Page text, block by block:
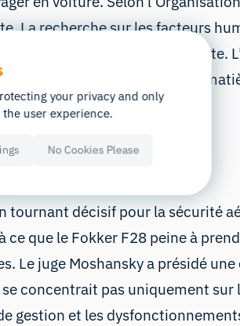
La recherche sur les facteurs
les accidents de la route.
humains, notamment en
tournant décisif pour la sécurité
que le Fokker F28 peine à
Le juge Moshansky a présidé
se concentrait pas uniquement
gestion et les
your privacy and only
user experience.
No Cookies Please